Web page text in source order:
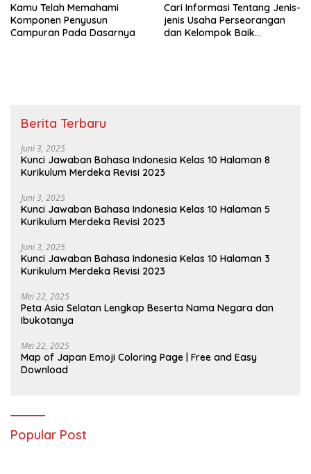
Kamu Telah Memahami
Komponen Penyusun
Campuran Pada Dasarnya
Cari Informasi Tentang Jenis-
jenis Usaha Perseorangan
dan Kelompok Baik
Berita Terbaru
Juni 3, 2025
Kunci Jawaban Bahasa Indonesia Kelas 10 Halaman 8
Kurikulum Merdeka Revisi 2023
Juni 3, 2025
Kunci Jawaban Bahasa Indonesia Kelas 10 Halaman 5
Kurikulum Merdeka Revisi 2023
Juni 3, 2025
Kunci Jawaban Bahasa Indonesia Kelas 10 Halaman 3
Kurikulum Merdeka Revisi 2023
Mei 22, 2025
Peta Asia Selatan Lengkap Beserta Nama Negara dan
Ibukotanya
Mei 22, 2025
Map of Japan Emoji Coloring Page | Free and Easy
Download
Popular Post